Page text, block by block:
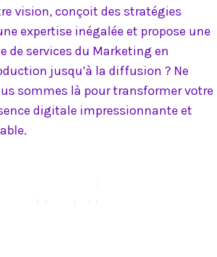
vision, conçoit des stratégies
expertise inégalée et propose une
de services du Marketing en
jusqu’à la diffusion ? Ne
sommes là pour transformer votre
digitale impressionnante et